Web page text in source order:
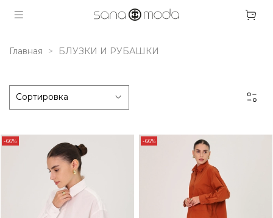
Главная БЛУЗКИ И РУБАШКИ
-66% -66%